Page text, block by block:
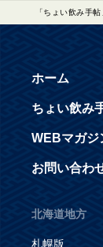
「ちょい飲み手
ホーム
ちょい飲み
WEBマガジ
お問い合わ
北海道地方
札幌版